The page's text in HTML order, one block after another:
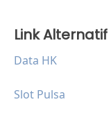
Link Alternatif
Data HK
Slot Pulsa